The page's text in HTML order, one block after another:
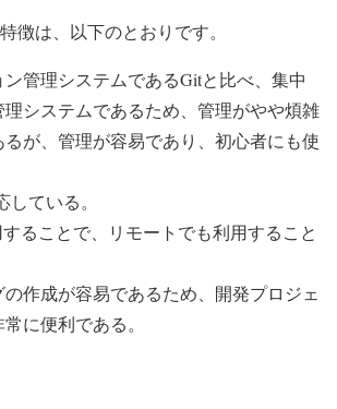
徴は、以下のとおりです。
管理システムであるGitと比べ、集中
システムであるため、管理がやや煩雑
が、管理が容易であり、初心者にも使
ている。
ることで、リモートでも利用すること
作成が容易であるため、開発プロジェ
に便利である。